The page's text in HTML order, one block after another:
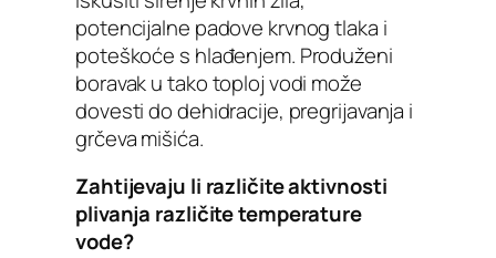
potencijalne padove krvnog tlaka i
poteškoće s hlađenjem. Produženi
boravak u tako toploj vodi može
dovesti do dehidracije, pregrijavanja i
grčeva mišića.
Zahtijevaju li različite aktivnosti
plivanja različite temperature
vode?